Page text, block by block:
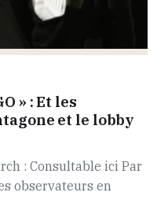
» : Et les
et le lobby
: Consultable ici Par
observateurs en